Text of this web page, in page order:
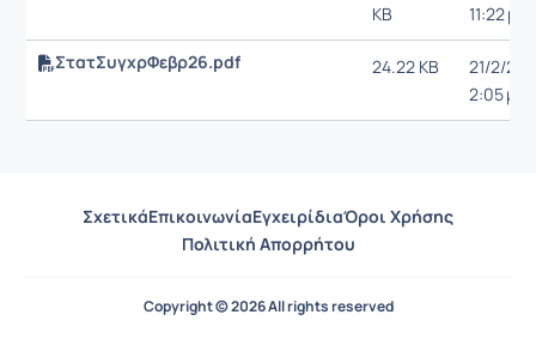
KB
11:22 μ.μ.
ΣτατΣυγχρΦεβρ26.pdf 24.22 KB
21/2/26,
2:05 μ.μ.
ΣχετικάΕπικοινωνίαΕγχειρίδιαΌροι Χρήσης
Πολιτική Απορρήτου
Copyright © 2026 All rights reserved